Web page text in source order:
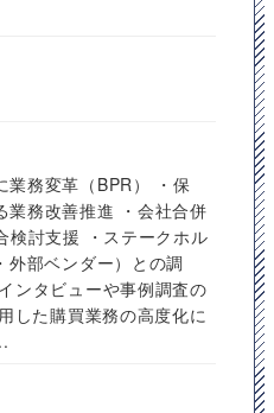
業務変革（BPR） ・保
業務改善推進 ・会社合併
検討支援 ・ステークホル
外部ベンダー）との調
ンタビューや事例調査の
した購買業務の高度化に